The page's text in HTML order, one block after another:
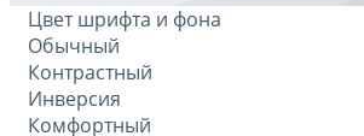
Цвет шрифта и фона
Обычный
Контрастный
Инверсия
Комфортный